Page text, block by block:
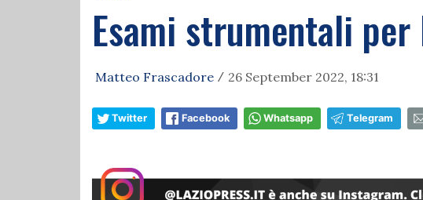
Esami strumentali
Matteo Frascadore / 26 September 2022, 18:31
Twitter Facebook Whatsapp Telegram